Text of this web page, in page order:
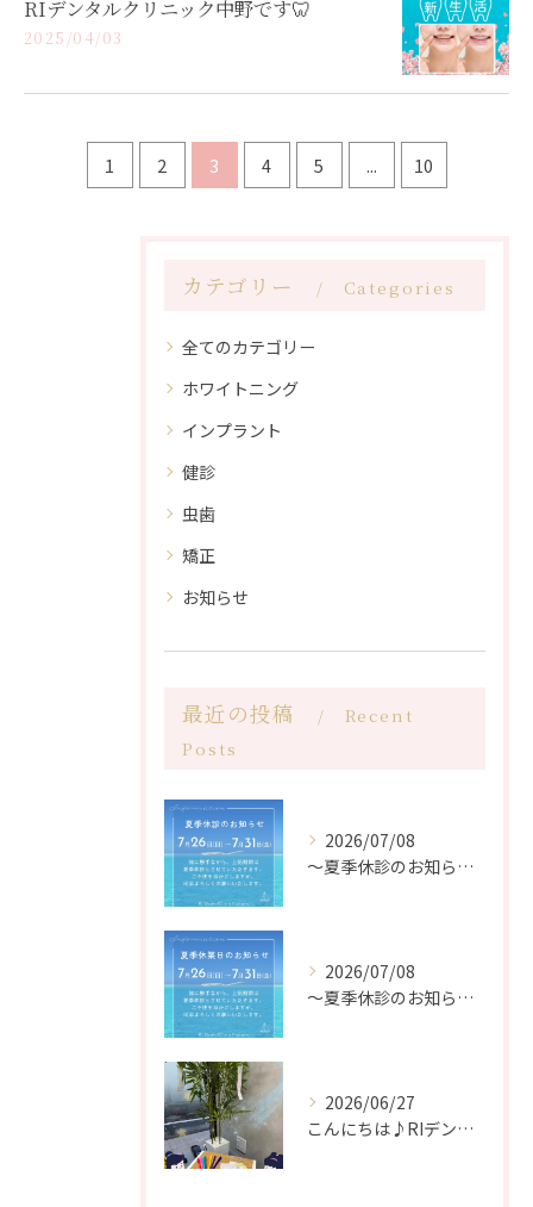
RIデンタルクリニック中野です🦷
2025/04/03
1 2 3 4 5 ... 10
カテゴリー Categories
全てのカテゴリー
ホワイトニング
インプラント
健診
虫歯
矯正
お知らせ
最近の投稿
Recent
Posts
2026/07/08
〜夏季休診のお知らせ〜
2026/07/08
〜夏季休診のお知らせ〜
2026/06/27
こんにちは♪RIデンタルクリニック中野です🦷